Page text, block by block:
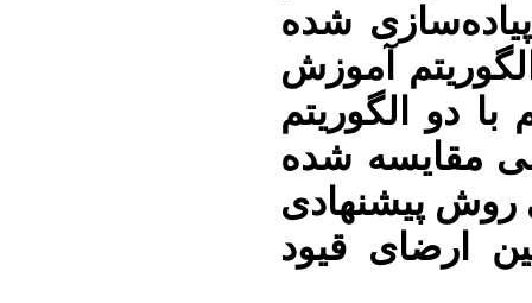
پیاده‌سازی شده
آموزش
با دو الگوریتم
مقایسه شده
روش پیشنهادی
ارضای قیود